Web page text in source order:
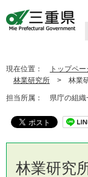
現在位置： トップペー
林業研究所 > 林業
担当所属： 県庁の組
林業研究